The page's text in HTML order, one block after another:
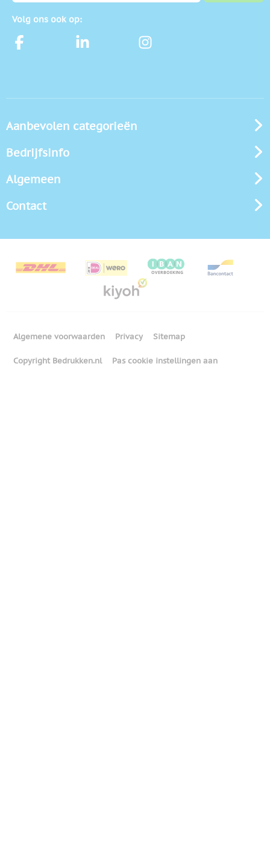
Volg ons ook op:
Aanbevolen categorieën
Bedrijfsinfo
Algemeen
Contact
Algemene voorwaarden Privacy Sitemap
Copyright Bedrukken.nl Pas cookie instellingen aan